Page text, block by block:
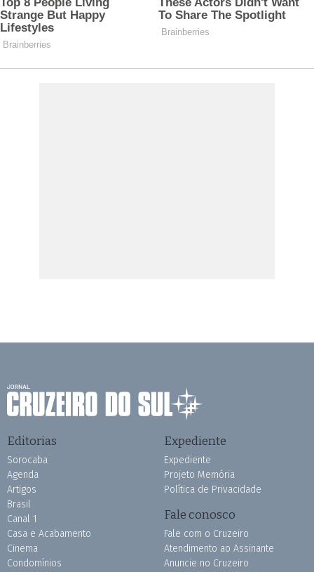
Editorias
Sorocaba
Agenda
Artigos
Brasil
Canal 1
Casa e Acabamento
Cinema
Condomínios
Expediente
Expediente
Projeto Memória
Política de Privacidade
Fale conosco
Fale com o Cruzeiro
Atendimento ao Assinante
Anuncie no Cruzeiro